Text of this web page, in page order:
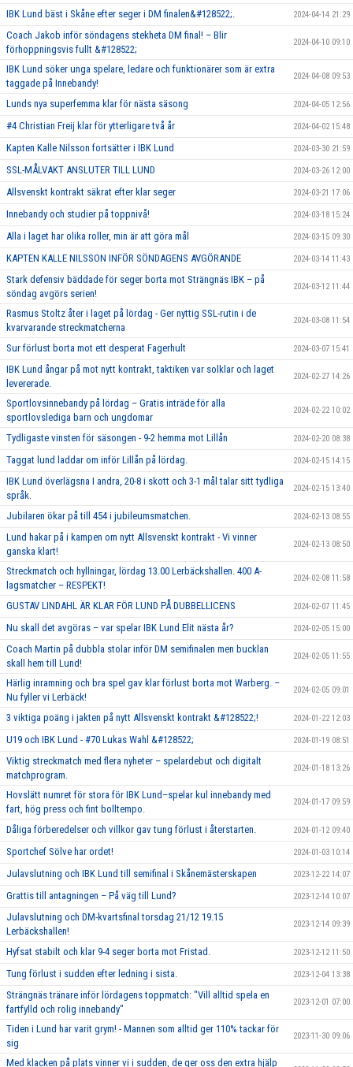
IBK Lund bäst i Skåne efter seger i DM finalen&#128522;. 2024-04-14 21:29
Coach Jakob inför söndagens stekheta DM final! – Blir
förhoppningsvis fullt &#128522;
2024-04-10 09:10
IBK Lund söker unga spelare, ledare och funktionärer som är extra
taggade på Innebandy!
2024-04-08 09:53
Lunds nya superfemma klar för nästa säsong 2024-04-05 12:56
#4 Christian Freij klar för ytterligare två år 2024-04-02 15:48
Kapten Kalle Nilsson fortsätter i IBK Lund 2024-03-30 21:59
SSL-MÅLVAKT ANSLUTER TILL LUND 2024-03-26 12:00
Allsvenskt kontrakt säkrat efter klar seger 2024-03-21 17:06
Innebandy och studier på toppnivå! 2024-03-18 15:24
Alla i laget har olika roller, min är att göra mål 2024-03-15 09:30
KAPTEN KALLE NILSSON INFÖR SÖNDAGENS AVGÖRANDE 2024-03-14 11:43
Stark defensiv bäddade för seger borta mot Strängnäs IBK – på
söndag avgörs serien!
2024-03-12 11:44
Rasmus Stoltz åter i laget på lördag - Ger nyttig SSL-rutin i de
kvarvarande streckmatcherna
2024-03-08 11:54
Sur förlust borta mot ett desperat Fagerhult 2024-03-07 15:41
IBK Lund ångar på mot nytt kontrakt, taktiken var solklar och laget
levererade.
2024-02-27 14:26
Sportlovsinnebandy på lördag – Gratis inträde för alla
sportlovslediga barn och ungdomar
2024-02-22 10:02
Tydligaste vinsten för säsongen - 9-2 hemma mot Lillån 2024-02-20 08:38
Taggat lund laddar om inför Lillån på lördag. 2024-02-15 14:15
IBK Lund överlägsna I andra, 20-8 i skott och 3-1 mål talar sitt tydliga
språk.
2024-02-15 13:40
Jubilaren ökar på till 454 i jubileumsmatchen. 2024-02-13 08:55
Lund hakar på i kampen om nytt Allsvenskt kontrakt - Vi vinner
ganska klart!
2024-02-13 08:50
Streckmatch och hyllningar, lördag 13.00 Lerbäckshallen. 400 A-
lagsmatcher – RESPEKT!
2024-02-08 11:58
GUSTAV LINDAHL ÄR KLAR FÖR LUND PÅ DUBBELLICENS 2024-02-07 11:45
Nu skall det avgöras – var spelar IBK Lund Elit nästa år? 2024-02-05 15:00
Coach Martin på dubbla stolar inför DM semifinalen men bucklan
skall hem till Lund!
2024-02-05 11:55
Härlig inramning och bra spel gav klar förlust borta mot Warberg. –
Nu fyller vi Lerbäck!
2024-02-05 09:01
3 viktiga poäng i jakten på nytt Allsvenskt kontrakt &#128522;! 2024-01-22 12:03
U19 och IBK Lund - #70 Lukas Wahl &#128522; 2024-01-19 08:51
Viktig streckmatch med flera nyheter – spelardebut och digitalt
matchprogram.
2024-01-18 13:26
Hovslätt numret för stora för IBK Lund–spelar kul innebandy med
fart, hög press och fint bolltempo.
2024-01-17 09:59
Dåliga förberedelser och villkor gav tung förlust i återstarten. 2024-01-12 09:40
Sportchef Sölve har ordet! 2024-01-03 10:14
Julavslutning och IBK Lund till semifinal i Skånemästerskapen 2023-12-22 14:07
Grattis till antagningen – På väg till Lund? 2023-12-14 10:07
Julavslutning och DM-kvartsfinal torsdag 21/12 19.15
Lerbäckshallen!
2023-12-14 09:39
Hyfsat stabilt och klar 9-4 seger borta mot Fristad. 2023-12-12 11:50
Tung förlust i sudden efter ledning i sista. 2023-12-04 13:38
Strängnäs tränare inför lördagens toppmatch: "Vill alltid spela en
fartfylld och rolig innebandy"
2023-12-01 07:00
Tiden i Lund har varit grym! - Mannen som alltid ger 110% tackar för
sig
2023-11-30 09:06
Med klacken på plats vinner vi i sudden, de ger oss den extra hjälp